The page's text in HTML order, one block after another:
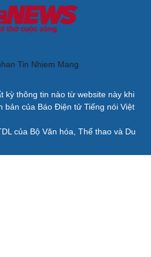
kỳ thông tin nào từ website này khi
bản của Báo Điện tử Tiếng nói Việt
của Bộ Văn hóa, Thể thao và Du